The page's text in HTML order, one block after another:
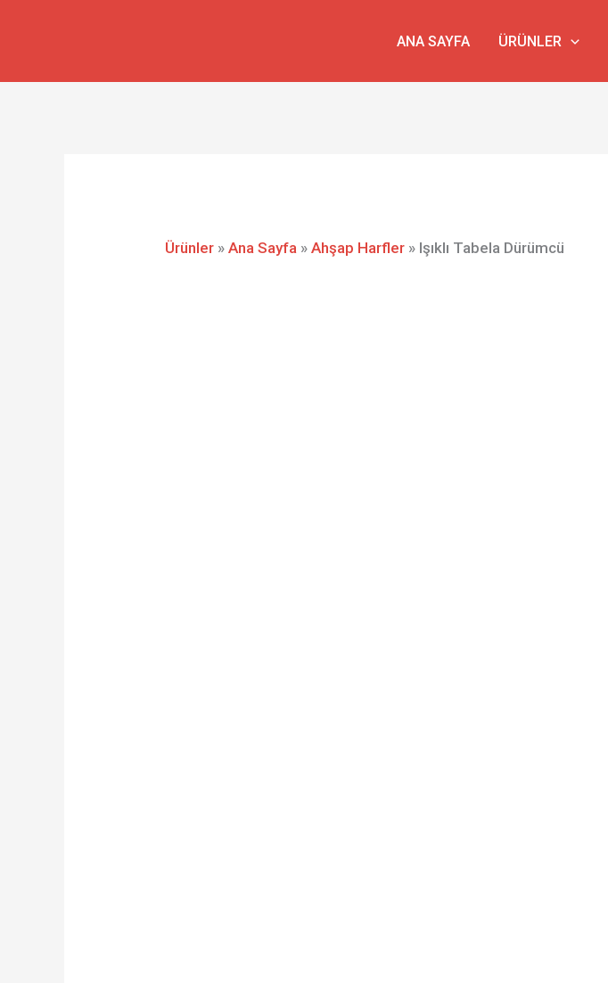
ANA SAYFA ÜRÜNLER
Ürünler »Ana Sayfa »Ahşap Harfler » Işıklı Tabela Dürümcü